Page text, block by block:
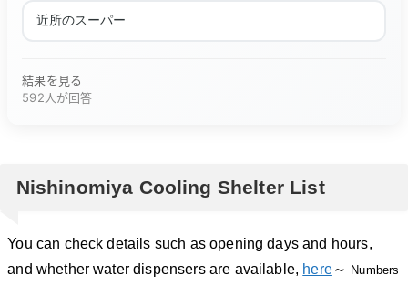
近所のスーパー
結果を見る
592人が回答
Nishinomiya Cooling Shelter List
You can check details such as opening days and hours,
and whether water dispensers are available, here～ Numbers